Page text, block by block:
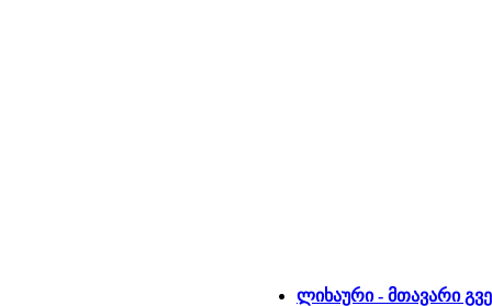
ლიხაური - მთავარი